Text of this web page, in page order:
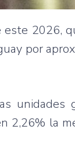
2026,
por
unidades
2,26% la